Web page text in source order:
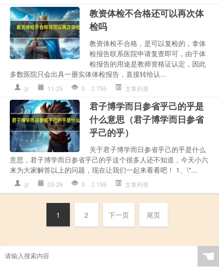
教资体检不合格还可以再次体
检吗
教资体检不合格，是可以复检的，拿体
检报告联系医院申请复查即可，由于体
检报告的用途是教师资格证认定，因此
多数医院只会出具一册实体体检报告，直接转给认...
jz 11-25 0 755 文章列表
君子博学而日参省乎己的乎是
什么意思（君子博学而日参省
乎己的乎）
关于君子博学而日参省乎己的乎是什么
意思，君子博学而日参省乎己的乎这个很多人还不知道，今天小六
来为大家解答以上的问题，现在让我们一起来看看吧！ 1、\"...
jz 03-26 0 159 文章列表
1 2 下一页 尾页
☚